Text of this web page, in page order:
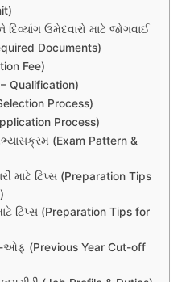
દિવ્યાંગ ઉમેદવારો માટે જોગવાઈ
Documents)
Fee)
Qualification)
Process)
Process)
(Exam Pattern &
માટે ટિપ્સ (Preparation Tips
ટિપ્સ (Preparation Tips for
ઓફ (Previous Year Cut-off